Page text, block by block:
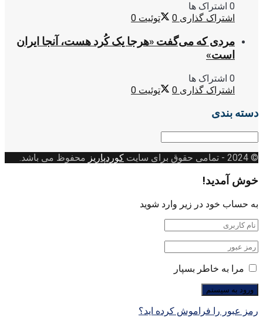
0 اشتراک ها
اشتراک گذاری 0 توئیت 0
مردی که می‌گفت «هرجا یک کُرد هست، آنجا ایران
است»
0 اشتراک ها
اشتراک گذاری 0 توئیت 0
دسته بندی
دسته
© 2024
- تمامی حقوق برای سایت کوردپاریز محفوظ می باشد.
خوش آمدید!
به حساب خود در زیر وارد شوید
مرا به خاطر بسپار
رمز عبور را فراموش کرده اید؟